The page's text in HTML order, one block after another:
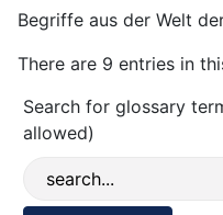
Begriffe aus der Welt
There are 9 entries in
Search for glossary
allowed)